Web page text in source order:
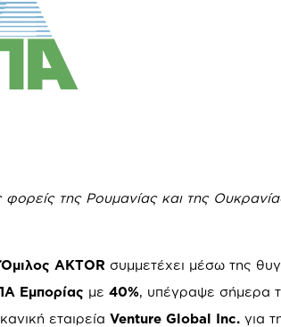
της Ρουμανίας και της
Όμιλος AKTOR συμμετέχει μέσω της
Εμπορίας με40%, υπέγραψε σήμερα
εταιρείαVenture Global Inc.για